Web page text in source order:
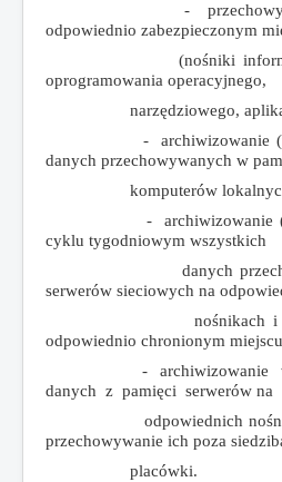
- przechowywanie
odpowiednio zabezpieczonym
(nośniki
oprogramowania operacyjnego,
narzędziowego,
- archiwizowanie (w
danych przechowywanych w
komputerów
- archiwizowanie
cyklu tygodniowym wszystkich
danych
serwerów sieciowych na
nośnikach i
odpowiednio chronionym
- archiwizowanie w
danych z pamięci serwerów na
odpowiednich
przechowywanie ich
placówki.